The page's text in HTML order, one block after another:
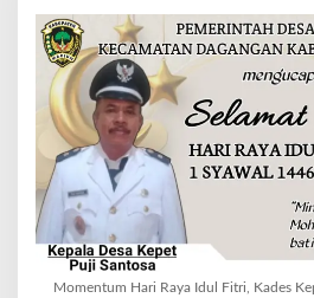
Momentum Hari Raya Idul Fitri, Kades